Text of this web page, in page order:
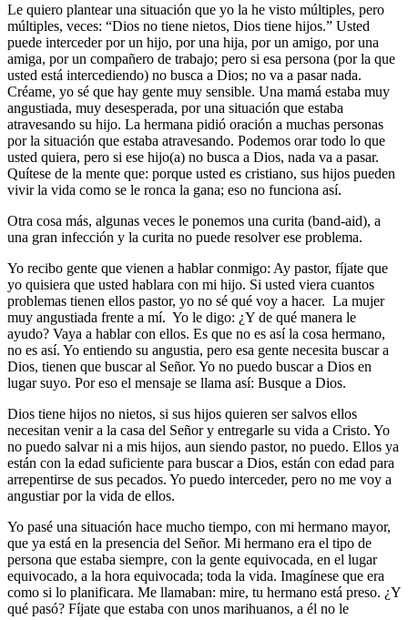
Le quiero plantear una situación que yo la he visto múltiples, pero
múltiples, veces: “Dios no tiene nietos, Dios tiene hijos.” Usted
puede interceder por un hijo, por una hija, por un amigo, por una
amiga, por un compañero de trabajo; pero si esa persona (por la que
usted está intercediendo) no busca a Dios; no va a pasar nada.
Créame, yo sé que hay gente muy sensible. Una mamá estaba muy
angustiada, muy desesperada, por una situación que estaba
atravesando su hijo. La hermana pidió oración a muchas personas
por la situación que estaba atravesando. Podemos orar todo lo que
usted quiera, pero si ese hijo(a) no busca a Dios, nada va a pasar.
Quítese de la mente que: porque usted es cristiano, sus hijos pueden
vivir la vida como se le ronca la gana; eso no funciona así.
Otra cosa más, algunas veces le ponemos una curita (band-aid), a
una gran infección y la curita no puede resolver ese problema.
Yo recibo gente que vienen a hablar conmigo: Ay pastor, fíjate que
yo quisiera que usted hablara con mi hijo. Si usted viera cuantos
problemas tienen ellos pastor, yo no sé qué voy a hacer. La mujer
muy angustiada frente a mí. Yo le digo: ¿Y de qué manera le
ayudo? Vaya a hablar con ellos. Es que no es así la cosa hermano,
no es así. Yo entiendo su angustia, pero esa gente necesita buscar a
Dios, tienen que buscar al Señor. Yo no puedo buscar a Dios en
lugar suyo. Por eso el mensaje se llama así: Busque a Dios.
Dios tiene hijos no nietos, si sus hijos quieren ser salvos ellos
necesitan venir a la casa del Señor y entregarle su vida a Cristo. Yo
no puedo salvar ni a mis hijos, aun siendo pastor, no puedo. Ellos ya
están con la edad suficiente para buscar a Dios, están con edad para
arrepentirse de sus pecados. Yo puedo interceder, pero no me voy a
angustiar por la vida de ellos.
Yo pasé una situación hace mucho tiempo, con mi hermano mayor,
que ya está en la presencia del Señor. Mi hermano era el tipo de
persona que estaba siempre, con la gente equivocada, en el lugar
equivocado, a la hora equivocada; toda la vida. Imagínese que era
como si lo planificara. Me llamaban: mire, tu hermano está preso. ¿Y
qué pasó? Fíjate que estaba con unos marihuanos, a él no le